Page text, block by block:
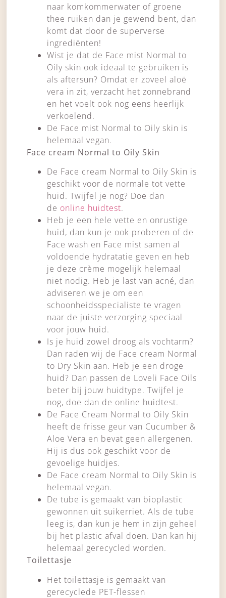
naar komkommerwater of groene
thee ruiken dan je gewend bent, dan
komt dat door de superverse
ingrediënten!
Wist je dat de Face mist Normal to
Oily skin ook ideaal te gebruiken is
als aftersun? Omdat er zoveel aloë
vera in zit, verzacht het zonnebrand
en het voelt ook nog eens heerlijk
verkoelend.
De Face mist Normal to Oily skin is
helemaal vegan.
Face cream Normal to Oily Skin
De Face cream Normal to Oily Skin is
geschikt voor de normale tot vette
huid. Twijfel je nog? Doe dan
de online huidtest.
Heb je een hele vette en onrustige
huid, dan kun je ook proberen of de
Face wash en Face mist samen al
voldoende hydratatie geven en heb
je deze crème mogelijk helemaal
niet nodig. Heb je last van acné, dan
adviseren we je om een
schoonheidsspecialiste te vragen
naar de juiste verzorging speciaal
voor jouw huid.
Is je huid zowel droog als vochtarm?
Dan raden wij de Face cream Normal
to Dry Skin aan. Heb je een droge
huid? Dan passen de Loveli Face Oils
beter bij jouw huidtype. Twijfel je
nog, doe dan de online huidtest.
De Face Cream Normal to Oily Skin
heeft de frisse geur van Cucumber &
Aloe Vera en bevat geen allergenen.
Hij is dus ook geschikt voor de
gevoelige huidjes.
De Face cream Normal to Oily Skin is
helemaal vegan.
De tube is gemaakt van bioplastic
gewonnen uit suikerriet. Als de tube
leeg is, dan kun je hem in zijn geheel
bij het plastic afval doen. Dan kan hij
helemaal gerecycled worden.
Toilettasje
Het toilettasje is gemaakt van
gerecyclede PET-flessen